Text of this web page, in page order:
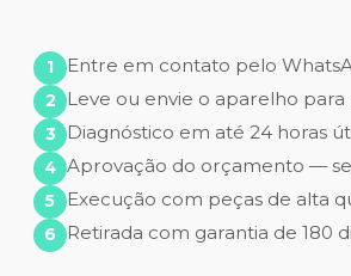
Entre em contato pelo
Leve ou envie o aparelho para
Diagnóstico em até 24 horas
Aprovação do orçamento —
Execução com peças de alta
Retirada com garantia de 180